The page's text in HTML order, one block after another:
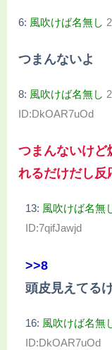
6: 風吹けば名無し
つまんないよ
8: 風吹けば名無し
ID:DkOAR7uOd
つまんないけど
れるだけだし反
13: 風吹けば名無
ID:7qifJawjd
>>8
頭皮見えてる
16: 風吹けば名無
ID:DkOAR7uOd